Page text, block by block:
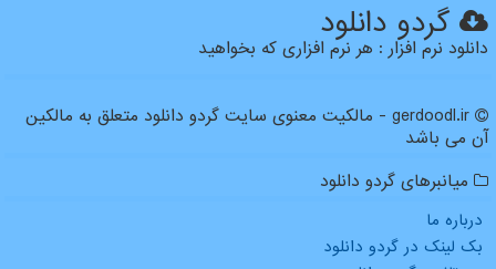
گردو دانلود
دانلود نرم افزار : هر نرم افزاری که بخواهید
gerdoodl.ir - مالکیت معنوی سایت گردو دانلود متعلق به مالکین
آن می باشد
میانبرهای گردو دانلود
درباره ما
بک لینک در گردو دانلود